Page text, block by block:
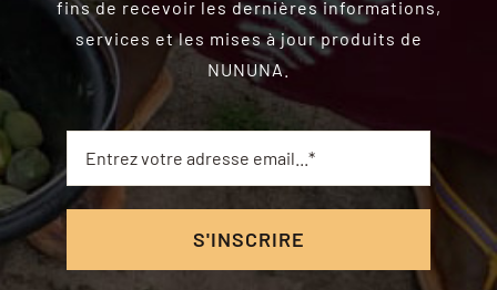
fins de recevoir les dernières informations,
services et les mises à jour produits de
NUNUNA.
S'INSCRIRE